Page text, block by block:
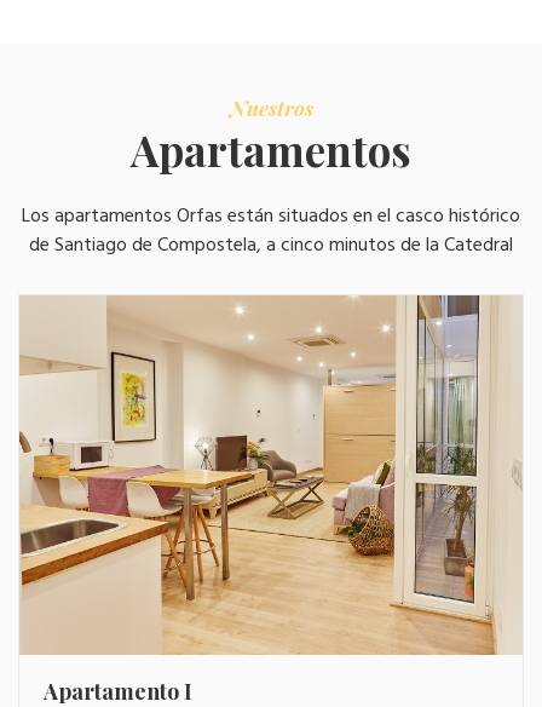
Nuestros
Apartamentos
Los apartamentos Orfas están situados en el casco histórico
de Santiago de Compostela, a cinco minutos de la Catedral
Apartamento I